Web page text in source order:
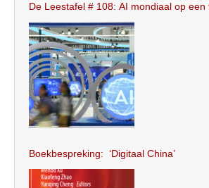
De Leestafel # 108: AI mondiaal
Boekbespreking: ‘Digitaal China’